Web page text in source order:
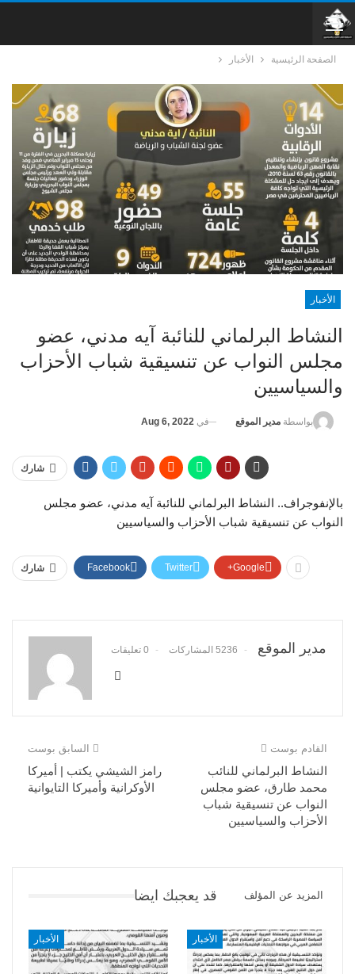
الصفحة الرئيسية الأخبار
الأخبار
النشاط البرلماني للنائبة آيه مدني، عضو
مجلس النواب عن تنسيقية شباب الأحزاب
والسياسيين
بواسطة مدير الموقع في Aug 6, 2022
شارك
بالإنفوجراف.. النشاط البرلماني للنائبة آيه مدني، عضو مجلس
النواب عن تنسيقية شباب الأحزاب والسياسيين
شارك Facebook Twitter Google+
مدير الموقع 5236 المشاركات 0 تعليقات
السابق بوست
رامز الشيشي يكتب | أميركا
الأوكرانية وأميركا التايوانية
القادم بوست
النشاط البرلماني للنائب
محمد طارق، عضو مجلس
النواب عن تنسيقية شباب
الأحزاب والسياسيين
قد يعجبك ايضا المزيد عن المؤلف
الأخبار الأخبار